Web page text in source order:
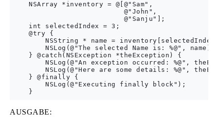
    NSArray *inventory = @[@"Sam",
                           @"John",
                           @"Sanju"];
    int selectedIndex = 3;
    @try {
NSString * name =
        NSLog(@"The selected Name is: %@", name);
    } @catch(NSException *theException) {
NSLog(@"An exception occurred: %@",
NSLog(@"Here are some details: %@",
    } @finally {
        NSLog(@"Executing finally block");
AUSGABE: